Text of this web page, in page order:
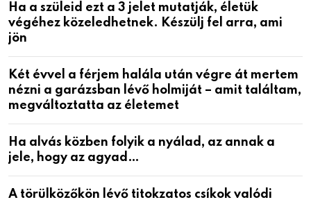
Ha a szüleid ezt a 3 jelet mutatják, életük
végéhez közeledhetnek. Készülj fel arra, ami
jön
Két évvel a férjem halála után végre át mertem
nézni a garázsban lévő holmiját – amit találtam,
megváltoztatta az életemet
Ha alvás közben folyik a nyálad, az annak a
jele, hogy az agyad…
A törülközőkön lévő titokzatos csíkok valódi